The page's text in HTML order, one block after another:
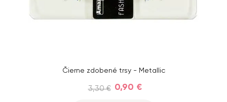
Čierne zdobené trsy - Metallic
3,30 € 0,90 €